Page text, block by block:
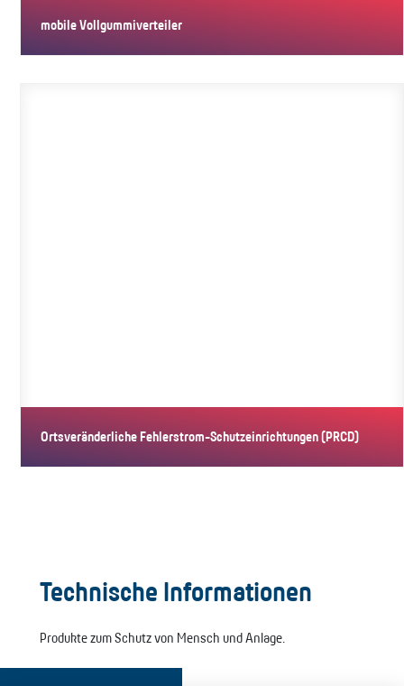
mobile Vollgummiverteiler
Vollgummiverteiler sind transportable Schalt- und
Ortsveränderliche Fehlerstrom-Schutzeinrichtungen (PRCD)
PRCD (Portable Residual Current Devices) sind ortsveränderliche…
Technische Informationen
Produkte zum Schutz von Mensch und Anlage.